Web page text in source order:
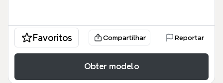
Favoritos Compartilhar Reportar
Obter modelo